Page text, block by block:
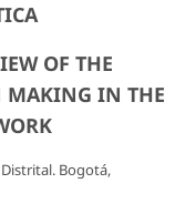
OF THE
MAKING IN THE
Bogotá,